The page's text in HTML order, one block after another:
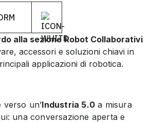
alla sezione Robot Collaborativi
accessori e soluzioni chiavi in
applicazioni di robotica.
un’Industria 5.0 a misura
una conversazione aperta e